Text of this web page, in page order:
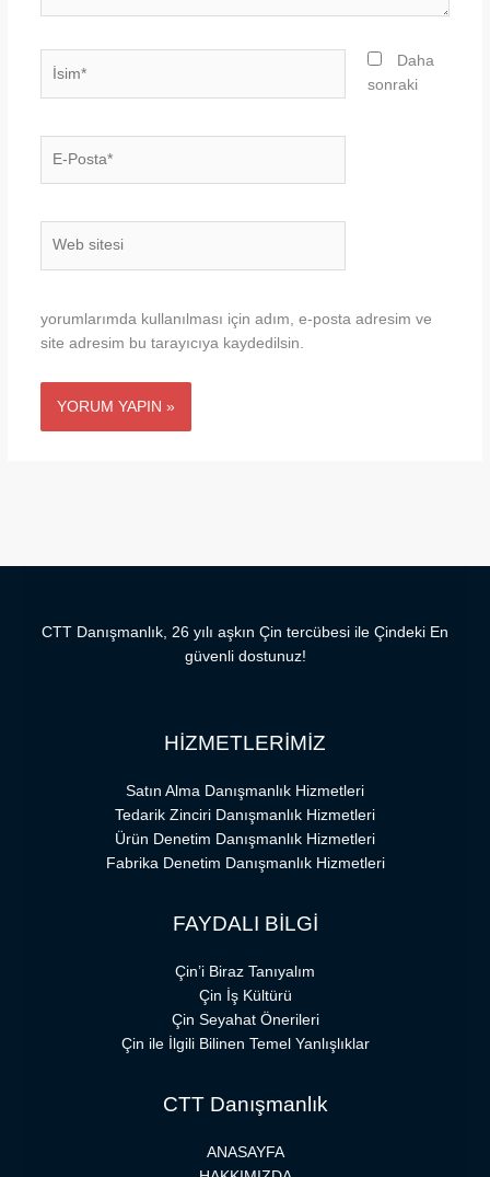
Posta*
Daha
sonraki
yorumlarımda kullanılması için adım, e-posta adresim ve
site adresim bu tarayıcıya kaydedilsin.
CTT Danışmanlık, 26 yılı aşkın Çin tercübesi ile Çindeki En
güvenli dostunuz!
HİZMETLERİMİZ
Satın Alma Danışmanlık Hizmetleri
Tedarik Zinciri Danışmanlık Hizmetleri
Ürün Denetim Danışmanlık Hizmetleri
Fabrika Denetim Danışmanlık Hizmetleri
FAYDALI BİLGİ
Çin’i Biraz Tanıyalım
Çin İş Kültürü
Çin Seyahat Önerileri
Çin ile İlgili Bilinen Temel Yanlışlıklar
CTT Danışmanlık
ANASAYFA